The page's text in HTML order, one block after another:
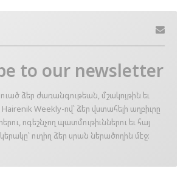
to our newsletter
ձեր ժառանգութեան, մշակոյթին եւ
Weekly-ով՝ ձեր վստահելի աղբիւրը
ոգեշնչող պատմութիւններու եւ հայ
ուղիղ ձեր սրան ներածողին մէջ։